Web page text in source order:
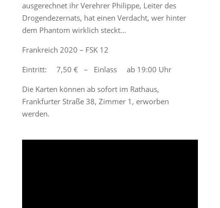
ausgerechnet ihr Verehrer Philippe, Leiter des
Drogendezernats, hat einen Verdacht, wer hinter
dem Phantom wirklich steckt…
Frankreich 2020 – FSK 12
Eintritt: 7,50 € – Einlass ab 19:00 Uhr
Die Karten können ab sofort im Rathaus,
Frankfurter Straße 38, Zimmer 1, erworben
werden.